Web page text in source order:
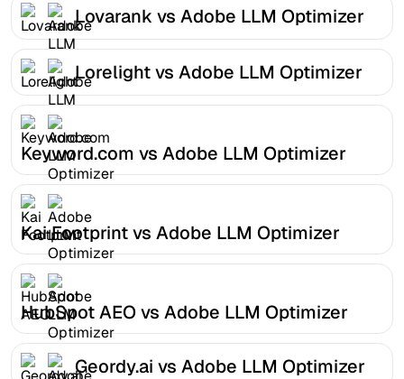
Lovarank vs Adobe LLM Optimizer
Lorelight vs Adobe LLM Optimizer
Keyword.com vs Adobe LLM Optimizer
Kai Footprint vs Adobe LLM Optimizer
HubSpot AEO vs Adobe LLM Optimizer
Geordy.ai vs Adobe LLM Optimizer